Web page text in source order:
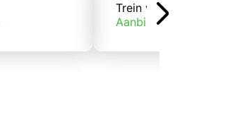
Trein vracht
Aanbiedingen krijgen